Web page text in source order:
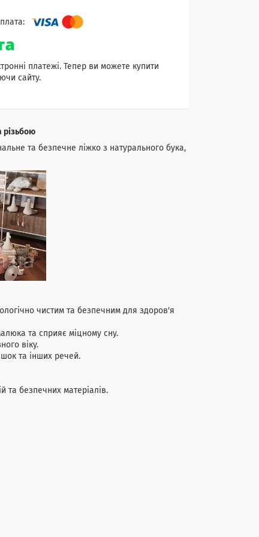
платежі. Тепер ви можете купити
сайту.
різьбою
та безпечне ліжко з натурального бука,
чистим та безпечним для здоров'я
та сприяє міцному сну.
віку.
та інших речей.
та безпечних матеріалів.